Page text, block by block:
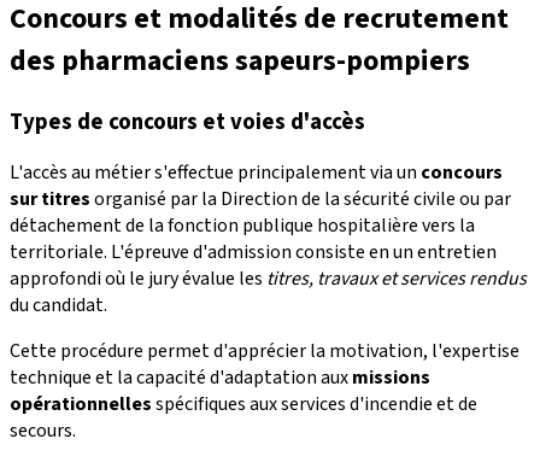
Concours et modalités de recrutement
des pharmaciens sapeurs-pompiers
Types de concours et voies d'accès
L'accès au métier s'effectue principalement via un concours
sur titresorganisé par la Direction de la sécurité civile ou par
détachement de la fonction publique hospitalière vers la
territoriale. L'épreuve d'admission consiste en un entretien
approfondi où le jury évalue les titres, travaux et services rendus
du candidat.
Cette procédure permet d'apprécier la motivation, l'expertise
technique et la capacité d'adaptation auxmissions
opérationnellesspécifiques aux services d'incendie et de
secours.